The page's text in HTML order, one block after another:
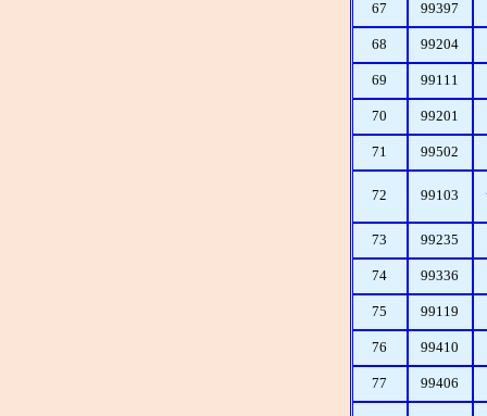
67 99397
68 99204
69 99111
70 99201
71 99502
72 99103
73 99235
74 99336
75 99119
76 99410
77 99406